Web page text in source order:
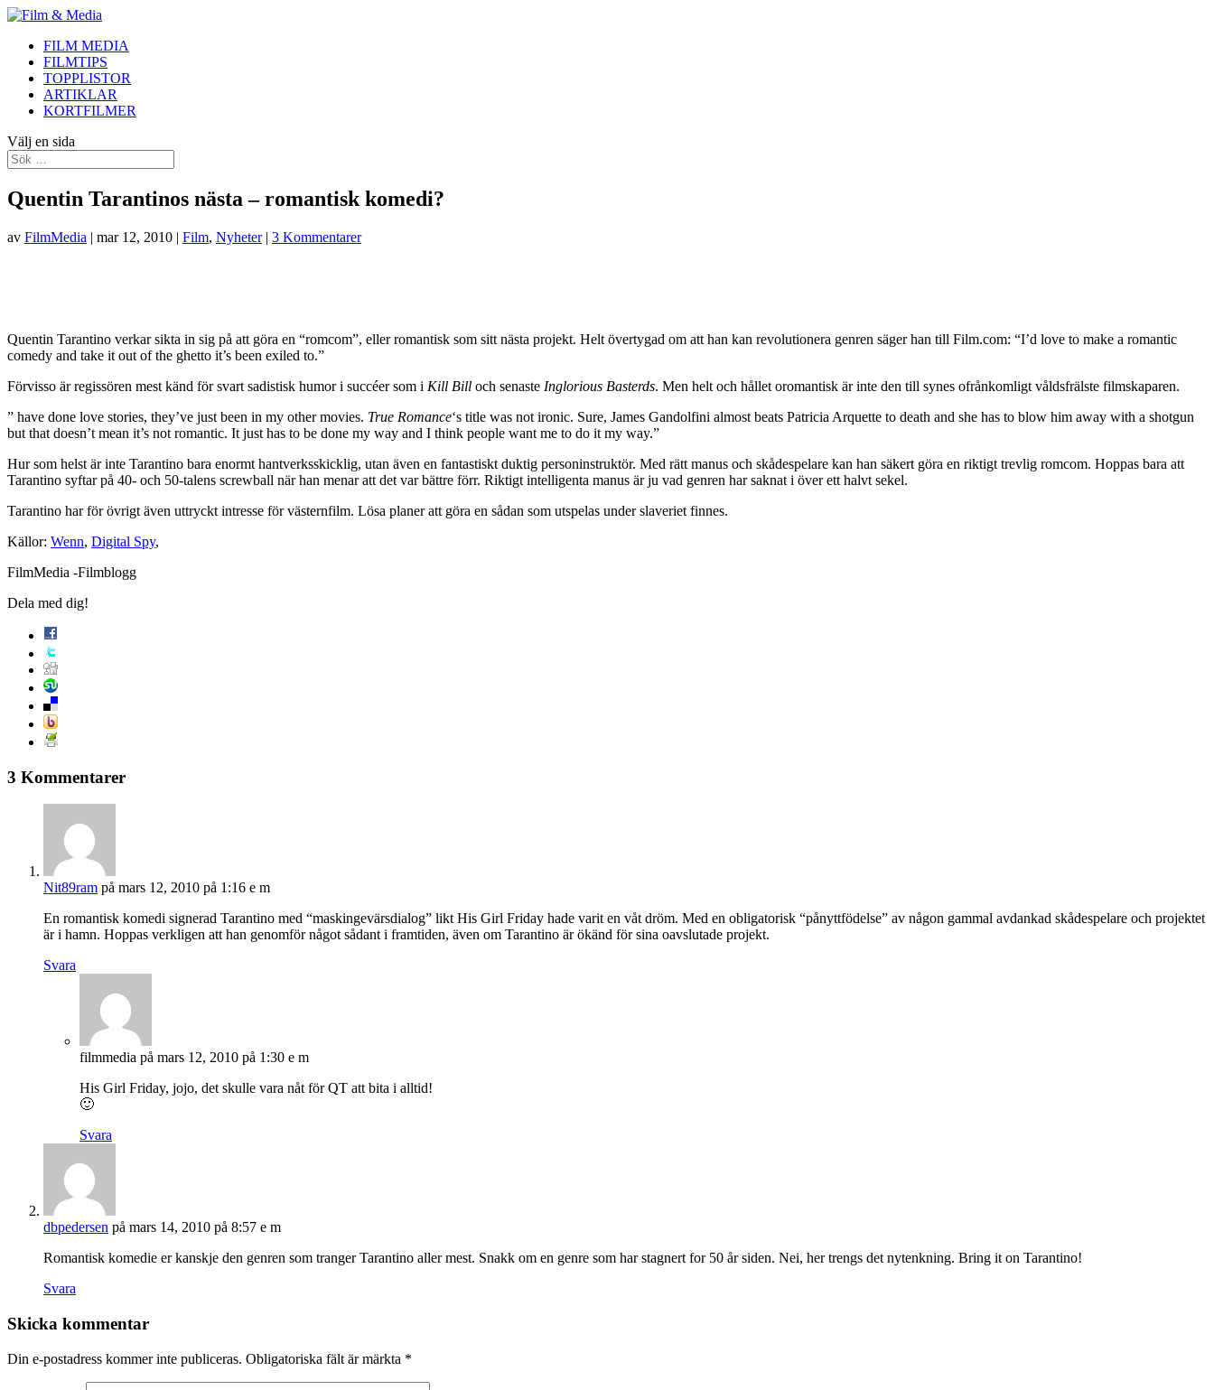
FILM MEDIA
FILMTIPS
TOPPLISTOR
ARTIKLAR
KORTFILMER
Välj en sida
Quentin Tarantinos nästa – romantisk komedi?
av FilmMedia | mar 12, 2010 | Film, Nyheter| 3 Kommentarer
Quentin Tarantino verkar sikta in sig på att göra en “romcom”, eller romantisk som sitt nästa projekt. Helt övertygad om att han kan revolutionera genren säger han till Film.com: “I’d love to make a romantic
comedy and take it out of the ghetto it’s been exiled to.”
Förvisso är regissören mest känd för svart sadistisk humor i succéer som i Kill Bill och senaste Inglorious Basterds. Men helt och hållet oromantisk är inte den till synes ofrånkomligt våldsfrälste filmskaparen.
” have done love stories, they’ve just been in my other movies. True Romance‘s title was not ironic. Sure, James Gandolfini almost beats Patricia Arquette to death and she has to blow him away with a shotgun
but that doesn’t mean it’s not romantic. It just has to be done my way and I think people want me to do it my way.”
Hur som helst är inte Tarantino bara enormt hantverksskicklig, utan även en fantastiskt duktig personinstruktör. Med rätt manus och skådespelare kan han säkert göra en riktigt trevlig romcom. Hoppas bara att
Tarantino syftar på 40- och 50-talens screwball när han menar att det var bättre förr. Riktigt intelligenta manus är ju vad genren har saknat i över ett halvt sekel.
Tarantino har för övrigt även uttryckt intresse för västernfilm. Lösa planer att göra en sådan som utspelas under slaveriet finnes.
Källor: Wenn, Digital Spy,
FilmMedia -Filmblogg
Dela med dig!
3 Kommentarer
Nit89ram på mars 12, 2010 på 1:16 e m
En romantisk komedi signerad Tarantino med “maskingevärsdialog” likt His Girl Friday hade varit en våt dröm. Med en obligatorisk “pånyttfödelse” av någon gammal avdankad skådespelare och projektet
är i hamn. Hoppas verkligen att han genomför något sådant i framtiden, även om Tarantino är ökänd för sina oavslutade projekt.
Svara
filmmedia på mars 12, 2010 på 1:30 e m
His Girl Friday, jojo, det skulle vara nåt för QT att bita i alltid!
🙂
Svara
dbpedersen på mars 14, 2010 på 8:57 e m
Romantisk komedie er kanskje den genren som tranger Tarantino aller mest. Snakk om en genre som har stagnert for 50 år siden. Nei, her trengs det nytenkning. Bring it on Tarantino!
Svara
Skicka kommentar
Din e-postadress kommer inte publiceras. Obligatoriska fält är märkta *